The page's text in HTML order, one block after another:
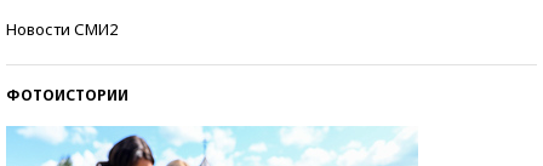
Новости СМИ2
ФОТОИСТОРИИ